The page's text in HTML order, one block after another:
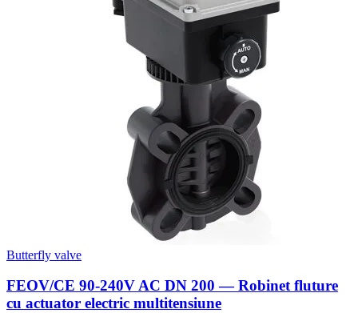
Butterfly valve
FEOV/CE 90-240V AC DN 200 — Robinet fluture
cu actuator electric multitensiune